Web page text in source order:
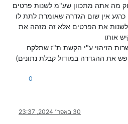
מה אתה מתכוון שע"מ לשנות פרטים
כרגע אין שום הגדרה שאומרת לתת לו
את הפרטים אלא זה מזהה את
אותו
הזיהוי ע"י הקשת ת"ז שתלקח
את ההגדרה במודול קבלת נתונים)
0
30 באפר׳ 2024, 23:37